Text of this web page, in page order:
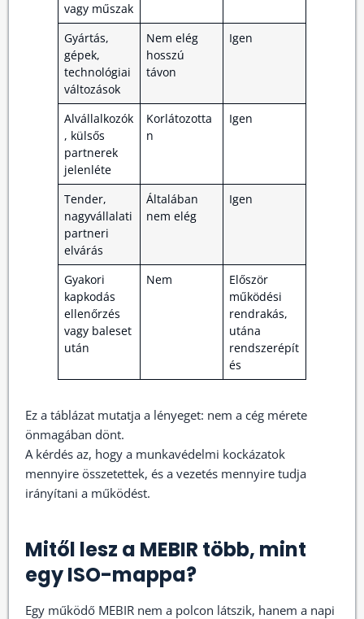
vagy műszak
Gyártás,
gépek,
technológiai
változások
Nem elég
hosszú
távon
Igen
Alvállalkozók
, külsős
partnerek
jelenléte
Korlátozotta
n
Igen
Tender,
nagyvállalati
partneri
elvárás
Általában
nem elég
Igen
Gyakori
kapkodás
ellenőrzés
vagy baleset
után
Nem
Először
működési
rendrakás,
utána
rendszerépít
és
Ez a táblázat mutatja a lényeget: nem a cég mérete
önmagában dönt.
A kérdés az, hogy a munkavédelmi kockázatok
mennyire összetettek, és a vezetés mennyire tudja
irányítani a működést.
Mitől lesz a MEBIR több, mint
egy ISO-mappa?
Egy működő MEBIR nem a polcon látszik, hanem a napi